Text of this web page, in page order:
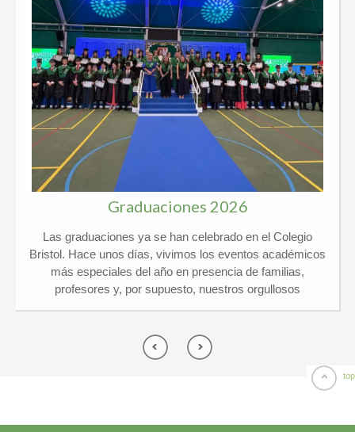
Graduaciones 2026
Las graduaciones ya se han celebrado en el Colegio
Bristol. Hace unos días, vivimos los eventos académicos
más especiales del año en presencia de familias,
profesores y, por supuesto, nuestros orgullosos
emocionante en el Colegio Privado Bristol, ¡y por partida
doble! Celebramos juntos las graduaciones de
montón de familias y profesores. ¡El ambiente no pudo
años se despidieron de Infantil listos para dar el gran salto
top